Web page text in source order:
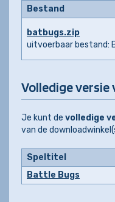
Bestand
batbugs.zip
uitvoerbaar bestand:
Volledige versie
Je kunt de volledige
van de
Speltitel
Battle Bugs